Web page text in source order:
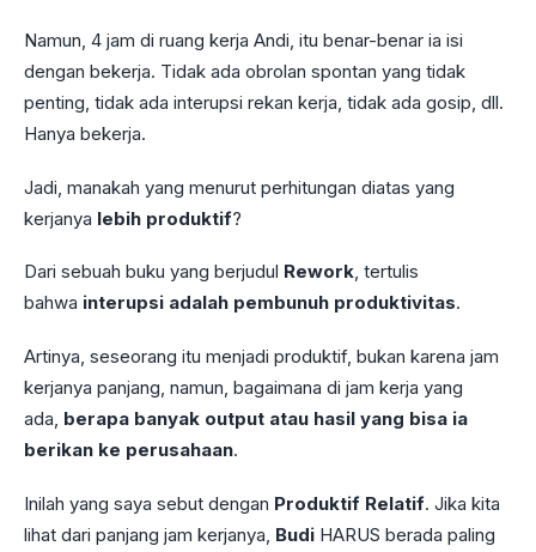
Namun, 4 jam di ruang kerja Andi, itu benar-benar ia isi
dengan bekerja. Tidak ada obrolan spontan yang tidak
penting, tidak ada interupsi rekan kerja, tidak ada gosip, dll.
Hanya bekerja.
Jadi, manakah yang menurut perhitungan diatas yang
kerjanya lebih produktif?
Dari sebuah buku yang berjudul Rework, tertulis
bahwa interupsi adalah pembunuh produktivitas.
Artinya, seseorang itu menjadi produktif, bukan karena jam
kerjanya panjang, namun, bagaimana di jam kerja yang
ada, berapa banyak output atau hasil yang bisa ia
berikan ke perusahaan.
Inilah yang saya sebut dengan Produktif Relatif. Jika kita
lihat dari panjang jam kerjanya, Budi HARUS berada paling